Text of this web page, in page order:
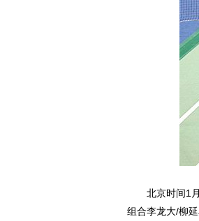
北京时间1月
组合李龙大/柳